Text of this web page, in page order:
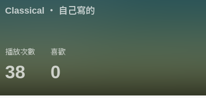
Classical ・ 自己寫的
播放次數
38
喜歡
0